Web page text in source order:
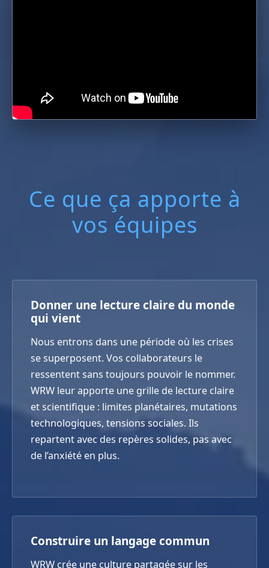
Ce que ça apporte à
vos équipes
Donner une lecture claire du monde
qui vient
Nous entrons dans une période où les crises
se superposent. Vos collaborateurs le
ressentent sans toujours pouvoir le nommer.
WRW leur apporte une grille de lecture claire
et scientifique : limites planétaires, mutations
technologiques, tensions sociales. Ils
repartent avec des repères solides, pas avec
de l’anxiété en plus.
Construire un langage commun
WRW crée une culture partagée sur les